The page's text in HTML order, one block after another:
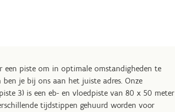
een piste om in optimale omstandigheden te
ben je bij ons aan het juiste adres. Onze
3) is een eb- en vloedpiste van 80 x 50 meter
tijdstippen gehuurd worden voor